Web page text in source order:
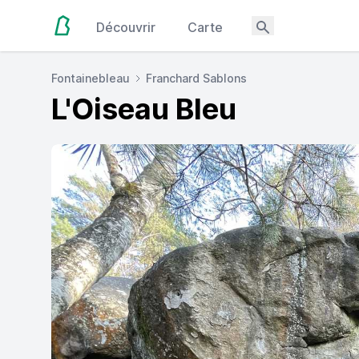
Découvrir Carte
Fontainebleau Franchard Sablons
L'Oiseau Bleu